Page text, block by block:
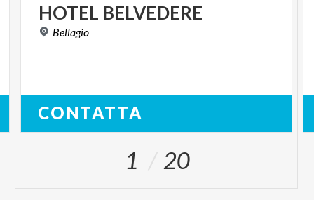
HOTEL BELVEDERE
Bellagio
CONTATTA
1 20